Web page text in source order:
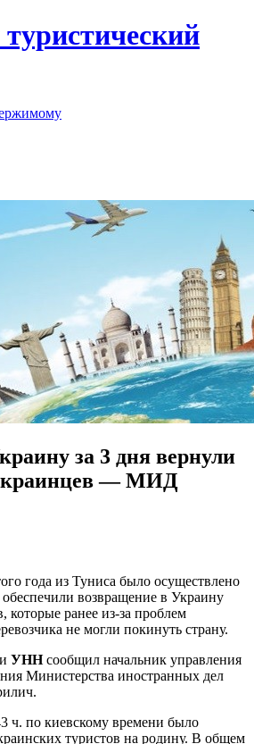
за 3 дня вернули
— МИД
года из Туниса было осуществлено
возвращение в Украину
которые ранее из-за проблем
не могли покинуть страну.
УННсообщил начальник управления
Министерства иностранных дел
ч. по киевскому времени было
туристов на родину. В общем